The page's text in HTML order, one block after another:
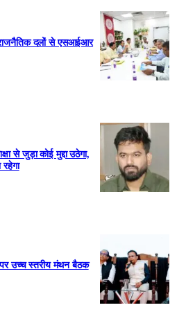
राजनैतिक दलों से एसआईआर
से जुड़ा कोई मुद्दा उठेगा,
उच्च स्तरीय मंथन बैठक